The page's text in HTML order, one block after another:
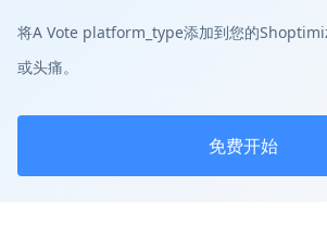
将A Vote platform_type添加到您的
或头痛。
免费开始